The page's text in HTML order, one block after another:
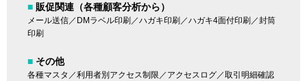
■ 販促関連（各種顧客分析から）
メール送信／DMラベル印刷／ハガキ印刷／ハガキ4面付印刷／封筒
印刷
■ その他
各種マスタ／利用者別アクセス制限／アクセスログ／取引明細確認